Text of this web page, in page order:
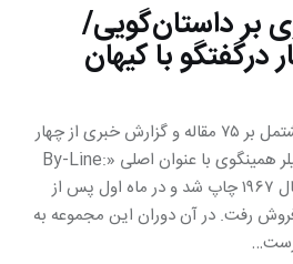
بر داستان‌گویی/
درگفتگو با کیهان
کتاب “همینگوی خبرنگار “مشتمل بر ۷۵ مقاله و گزارش خبری از چهار
دهه روزنامه‌نگاری ارنست میلر همینگوی با عنوان اصلی «By-Line:
Hemingway» در ماه مه سال ۱۹۶۷ چاپ شد و در ماه اول پس از
از آن فروش رفت. در آن دوران این مجموعه به